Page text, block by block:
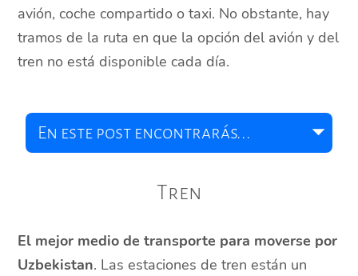
avión, coche compartido o taxi. No obstante, hay
tramos de la ruta en que la opción del avión y del
tren no está disponible cada día.
Tren
El mejor medio de transporte para moverse por
Uzbekistan. Las estaciones de tren están un